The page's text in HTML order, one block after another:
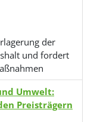
der
und fordert
Umwelt:
Preisträgern